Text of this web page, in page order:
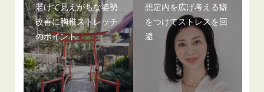
老けて見えがちな姿勢
改善に胸椎ストレッチ
のポイント
想定内を広げ考える癖
をつけてストレスを回
避